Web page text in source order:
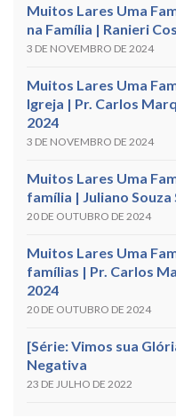
Muitos Lares Uma
na Família | Ranieri
3 DE NOVEMBRO DE 2024
Muitos Lares Uma
Igreja | Pr. Carlos
2024
3 DE NOVEMBRO DE 2024
Muitos Lares Uma
família | Juliano
20 DE OUTUBRO DE 2024
Muitos Lares Uma
famílias | Pr. Carlos
2024
20 DE OUTUBRO DE 2024
[Série: Vimos sua
Negativa
23 DE JULHO DE 2022